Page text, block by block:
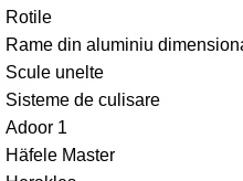
Rotile
Rame din aluminiu
Scule unelte
Sisteme de culisare
Adoor 1
Häfele Master